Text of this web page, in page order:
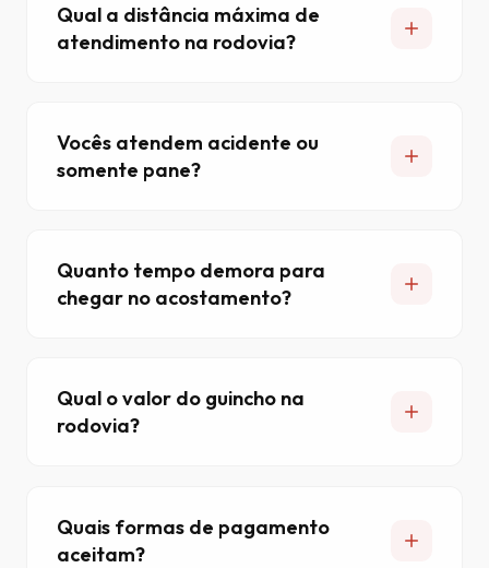
Qual a distância máxima de
atendimento na rodovia?
Vocês atendem acidente ou
somente pane?
Quanto tempo demora para
chegar no acostamento?
Qual o valor do guincho na
rodovia?
Quais formas de pagamento
aceitam?